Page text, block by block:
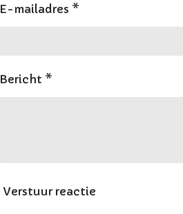
E-mailadres *
Bericht *
Verstuur reactie